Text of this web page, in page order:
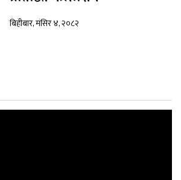
बिहीबार, मंसिर ४, २०८२